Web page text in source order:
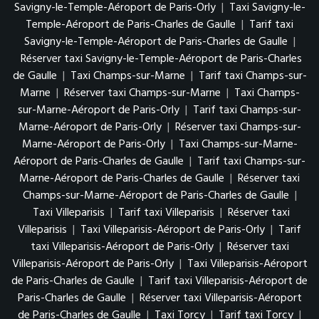
Savigny-le-Temple-Aéroport de Paris-Orly | Taxi Savigny-le-
Temple-Aéroport de Paris-Charles de Gaulle | Tarif taxi
Savigny-le-Temple-Aéroport de Paris-Charles de Gaulle |
Réserver taxi Savigny-le-Temple-Aéroport de Paris-Charles
de Gaulle | Taxi Champs-sur-Marne | Tarif taxi Champs-sur-
Marne | Réserver taxi Champs-sur-Marne | Taxi Champs-
sur-Marne-Aéroport de Paris-Orly | Tarif taxi Champs-sur-
Marne-Aéroport de Paris-Orly | Réserver taxi Champs-sur-
Marne-Aéroport de Paris-Orly | Taxi Champs-sur-Marne-
Aéroport de Paris-Charles de Gaulle | Tarif taxi Champs-sur-
Marne-Aéroport de Paris-Charles de Gaulle | Réserver taxi
Champs-sur-Marne-Aéroport de Paris-Charles de Gaulle |
Taxi Villeparisis | Tarif taxi Villeparisis | Réserver taxi
Villeparisis | Taxi Villeparisis-Aéroport de Paris-Orly | Tarif
taxi Villeparisis-Aéroport de Paris-Orly | Réserver taxi
Villeparisis-Aéroport de Paris-Orly | Taxi Villeparisis-Aéroport
de Paris-Charles de Gaulle | Tarif taxi Villeparisis-Aéroport de
Paris-Charles de Gaulle | Réserver taxi Villeparisis-Aéroport
de Paris-Charles de Gaulle | Taxi Torcy | Tarif taxi Torcy |